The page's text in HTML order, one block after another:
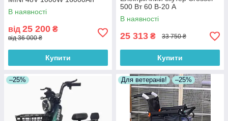
В наявності
від 25 200 ₴
від 36 000 ₴
Купити
500 Вт 60 В-20 А
В наявності
25 313 ₴ 33 750 ₴
Купити
–25% Для ветеранів! –25%